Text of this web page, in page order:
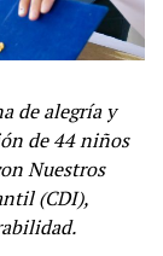
de alegría y
de 44 niños
Nuestros
(CDI),